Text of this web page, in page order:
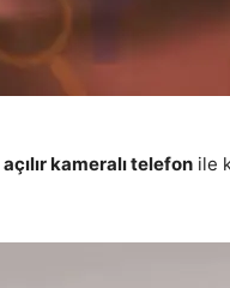
açılır kameralı telefon ile